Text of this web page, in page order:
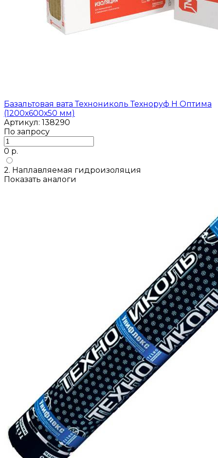
Базальтовая вата Технониколь Техноруф Н Оптима
(1200х600х50 мм)
Артикул: 138290
По запросу
0 р.
2. Наплавляемая гидроизоляция
Показать аналоги